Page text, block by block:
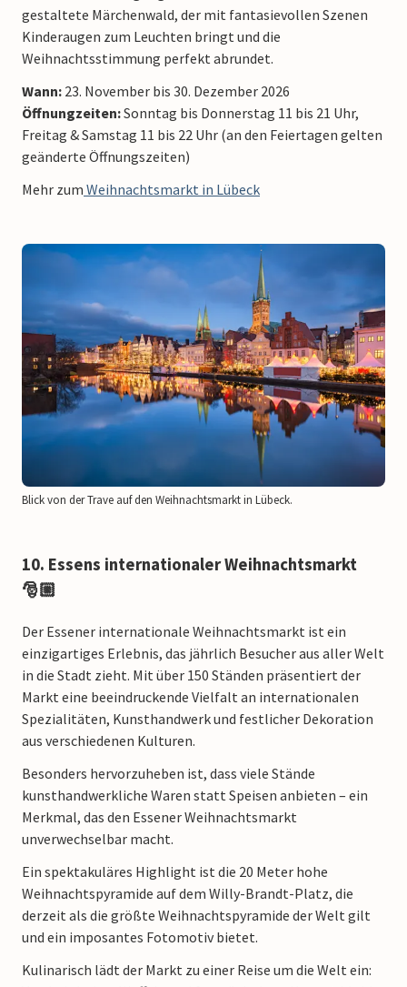
gestaltete Märchenwald, der mit fantasievollen Szenen
Kinderaugen zum Leuchten bringt und die
Weihnachtsstimmung perfekt abrundet.
Wann: 23. November bis 30. Dezember 2026
Öffnungzeiten:Sonntag bis Donnerstag 11 bis 21 Uhr,
Freitag & Samstag 11 bis 22 Uhr (an den Feiertagen gelten
geänderte Öffnungszeiten)
Mehr zum Weihnachtsmarkt in Lübeck
Blick von der Trave auf den Weihnachtsmarkt in Lübeck.
10. Essens internationaler Weihnachtsmarkt
🎅🏼
Der Essener internationale Weihnachtsmarkt ist ein
einzigartiges Erlebnis, das jährlich Besucher aus aller Welt
in die Stadt zieht. Mit über 150 Ständen präsentiert der
Markt eine beeindruckende Vielfalt an internationalen
Spezialitäten, Kunsthandwerk und festlicher Dekoration
aus verschiedenen Kulturen.
Besonders hervorzuheben ist, dass viele Stände
kunsthandwerkliche Waren statt Speisen anbieten – ein
Merkmal, das den Essener Weihnachtsmarkt
unverwechselbar macht.
Ein spektakuläres Highlight ist die 20 Meter hohe
Weihnachtspyramide auf dem Willy-Brandt-Platz, die
derzeit als die größte Weihnachtspyramide der Welt gilt
und ein imposantes Fotomotiv bietet.
Kulinarisch lädt der Markt zu einer Reise um die Welt ein: